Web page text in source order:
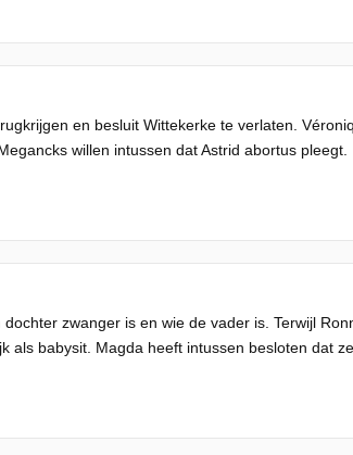
en besluit Wittekerke te verlaten.
willen intussen dat Astrid abortus pleegt.
zwanger is en wie de vader is. Terwijl
als babysit. Magda heeft intussen besloten dat